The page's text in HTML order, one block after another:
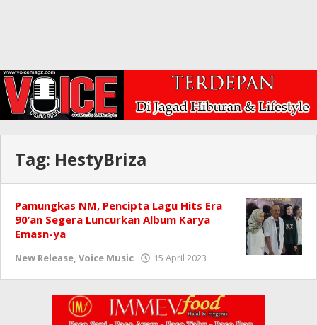
Tag: HestyBriza
Pamungkas NM, Pencipta Lagu Hits Era
90’an Segera Luncurkan Album Karya
Emasn-ya
New Release, Voice Music 15 April 2023